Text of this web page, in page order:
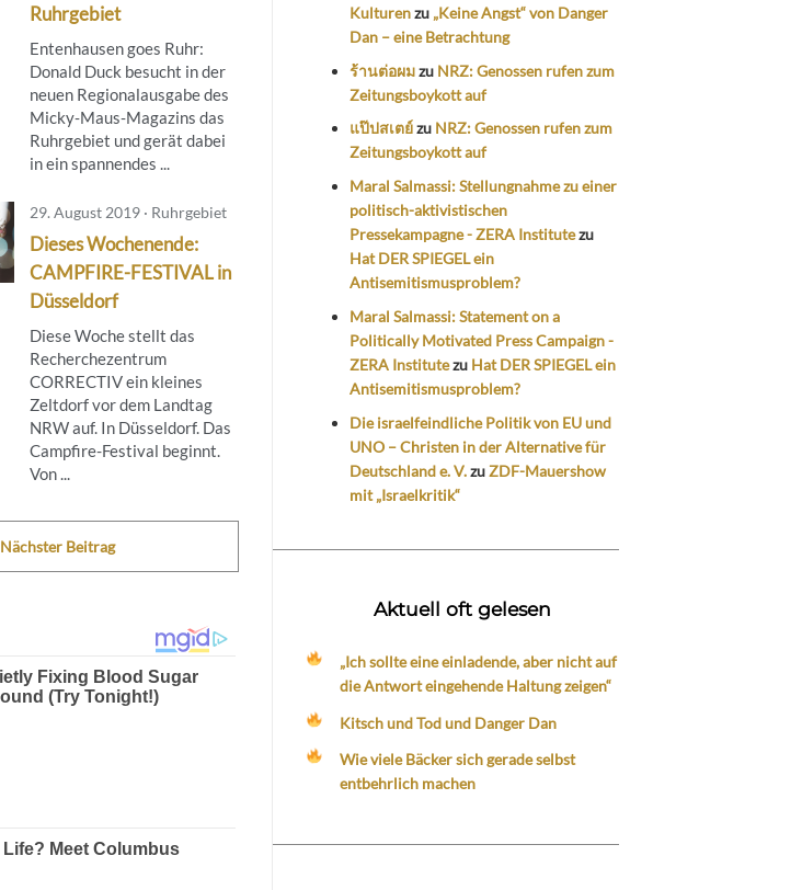
Ruhrgebiet
Entenhausen goes Ruhr:
Donald Duck besucht in der
neuen Regionalausgabe des
Micky‑Maus‑Magazins das
Ruhrgebiet und gerät dabei
in ein spannendes ...
29. August 2019 · Ruhrgebiet
Dieses Wochenende:
CAMPFIRE-FESTIVAL in
Düsseldorf
Diese Woche stellt das
Recherchezentrum
CORRECTIV ein kleines
Zeltdorf vor dem Landtag
NRW auf. In Düsseldorf. Das
Campfire-Festival beginnt.
Von ...
Nächster Beitrag
Kulturenzu „Keine Angst“ von Danger
Dan – eine Betrachtung
ร้านต่อผมzu NRZ: Genossen rufen zum
Zeitungsboykott auf
แป๊ปสเตย์zu NRZ: Genossen rufen zum
Zeitungsboykott auf
Maral Salmassi: Stellungnahme zu einer
politisch-aktivistischen
Pressekampagne - ZERA Institutezu
Hat DER SPIEGEL ein
Antisemitismusproblem?
Maral Salmassi: Statement on a
Politically Motivated Press Campaign -
ZERA Institutezu Hat DER SPIEGEL ein
Antisemitismusproblem?
Die israelfeindliche Politik von EU und
UNO – Christen in der Alternative für
Deutschland e. V.zuZDF-Mauershow
mit „Israelkritik“
Aktuell oft gelesen
„Ich sollte eine einladende, aber nicht auf
die Antwort eingehende Haltung zeigen“
Kitsch und Tod und Danger Dan
Wie viele Bäcker sich gerade selbst
entbehrlich machen